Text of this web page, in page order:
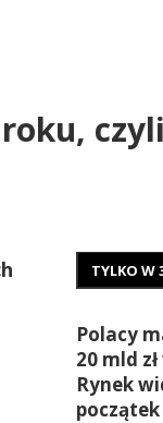
TYLKO W
Polacy
20 mld
Rynek